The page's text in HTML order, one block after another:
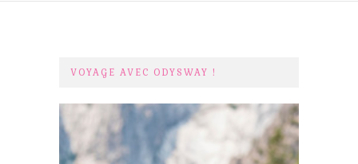
VOYAGE AVEC ODYSWAY !